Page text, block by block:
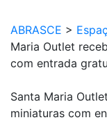
ABRASCE >
Maria Outlet
com entrada
Santa Maria
miniaturas com